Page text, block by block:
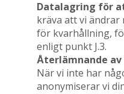
Datalagring för
kräva att vi ändrar
för kvarhållning,
enligt punkt J.3.
Återlämnande
När vi inte har
anonymiserar vi